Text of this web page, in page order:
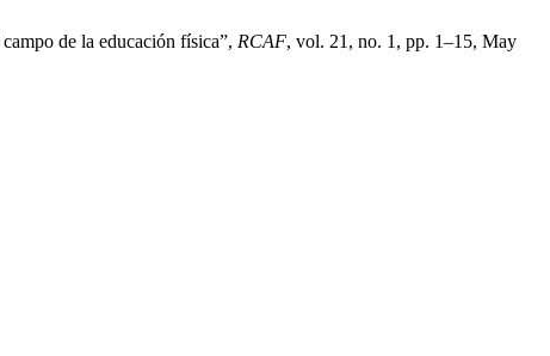
de la educación física”, RCAF, vol. 21, no. 1, pp. 1–15, May